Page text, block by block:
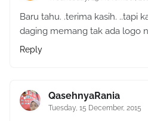
Baru tahu. .terima kasih. ..tapi
daging memang tak ada logo
Reply
QasehnyaRania
Tuesday, 15 December, 2015